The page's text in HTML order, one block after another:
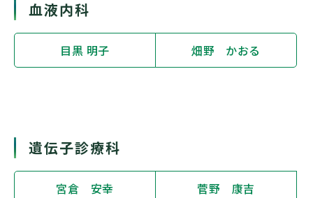
血液内科
目黒 明子 畑野 かおる
遺伝子診療科
宮倉 安幸 菅野 康吉